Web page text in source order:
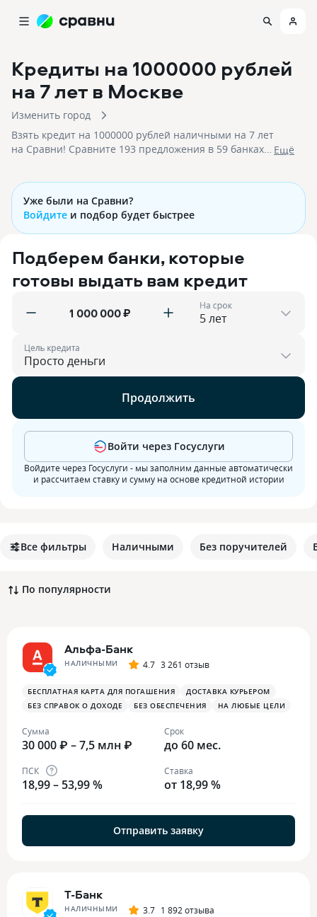
Кредиты на 1000000 рублей
на 7 лет в Москве
Изменить город
Взять кредит на 1000000 рублей наличными на 7 лет
на Сравни! Сравните 193 предложения в 59 банках и Eщё
Уже были на Сравни?
Войдите и подбор будет быстрее
Подберем банки, которые
готовы выдать вам кредит
₽ На срок
Цель кредита
Продолжить
Войдите через Госуслуги - мы заполним данные автоматически
и рассчитаем ставку и сумму на основе кредитной истории
Войти через Госуслуги
Все фильтры Наличными Без поручителей
По популярности
Альфа-Банк
НАЛИЧНЫМИ 4.7 3 261 отзыв
БЕСПЛАТНАЯ КАРТА ДЛЯ ПОГАШЕНИЯ
ДОСТАВКА КУРЬЕРОМ
БЕЗ СПРАВОК О ДОХОДЕ
БЕЗ ОБЕСПЕЧЕНИЯ НА ЛЮБЫЕ ЦЕЛИ
Сумма
30 000 ₽ – 7,5 млн ₽
Срок
до 60 мес.
ПСК
18,99 – 53,99 %
Ставка
от 18,99 %
Отправить заявку
Т-Банк
НАЛИЧНЫМИ 3.7 1 892 отзыва